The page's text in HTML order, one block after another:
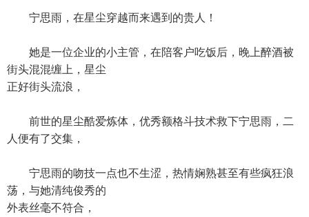
宁思雨，在星尘穿越而来遇到的贵人！
她是一位企业的小主管，在陪客户吃饭后，晚上醉酒被
街头混混缠上，星尘
正好街头流浪，
前世的星尘酷爱炼体，优秀额格斗技术救下宁思雨，二
人便有了交集，
宁思雨的吻技一点也不生涩，热情娴熟甚至有些疯狂浪
荡，与她清纯俊秀的
外表丝毫不符合，